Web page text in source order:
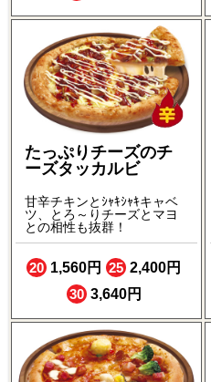
たっぷりチーズのチ
ーズタッカルビ
甘辛チキンとｼｬｷｼｬｷキャベ
ツ、とろ～りチーズとマヨ
との相性も抜群！
20 1,560円 25 2,400円
303,640円